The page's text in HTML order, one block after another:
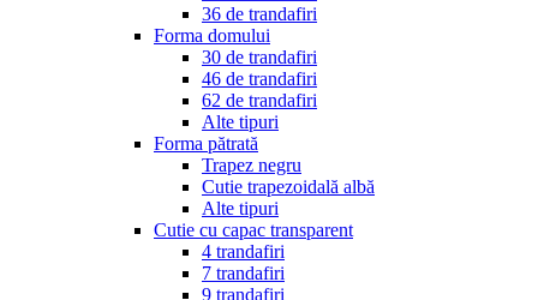
36 de trandafiri
Forma domului
30 de trandafiri
46 de trandafiri
62 de trandafiri
Alte tipuri
Forma pătrată
Trapez negru
Cutie trapezoidală albă
Alte tipuri
Cutie cu capac transparent
4 trandafiri
7 trandafiri
9 trandafiri